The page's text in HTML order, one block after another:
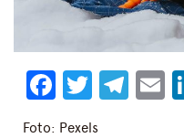
Facebook
Twitter
Foto: Pexels